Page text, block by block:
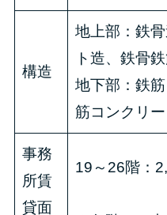
構造
地上部：鉄
ト造、鉄骨
地下部：鉄
筋コンクリ
事務
所賃
貸面
19～26階：